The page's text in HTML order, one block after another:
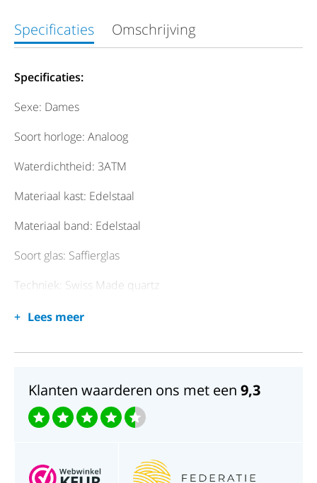
Specificaties Omschrijving
Specificaties:
Sexe: Dames
Soort horloge: Analoog
Waterdichtheid: 3ATM
Materiaal kast: Edelstaal
Materiaal band: Edelstaal
Soort glas: Saffierglas
Techniek: Swiss Made quartz
Kastvorm: Rond
Lees meer
Klanten waarderen ons met een 9,3